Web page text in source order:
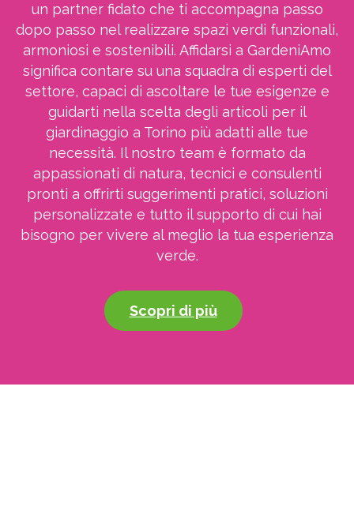
un partner fidato che ti accompagna passo
dopo passo nel realizzare spazi verdi funzionali,
armoniosi e sostenibili. Affidarsi a GardeniAmo
significa contare su una squadra di esperti del
settore, capaci di ascoltare le tue esigenze e
guidarti nella scelta degli articoli per il
giardinaggio a Torino più adatti alle tue
necessità. Il nostro team è formato da
appassionati di natura, tecnici e consulenti
pronti a offrirti suggerimenti pratici, soluzioni
personalizzate e tutto il supporto di cui hai
bisogno per vivere al meglio la tua esperienza
verde.
Scopri di più